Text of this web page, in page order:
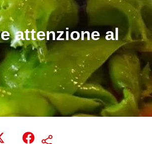
attenzione al